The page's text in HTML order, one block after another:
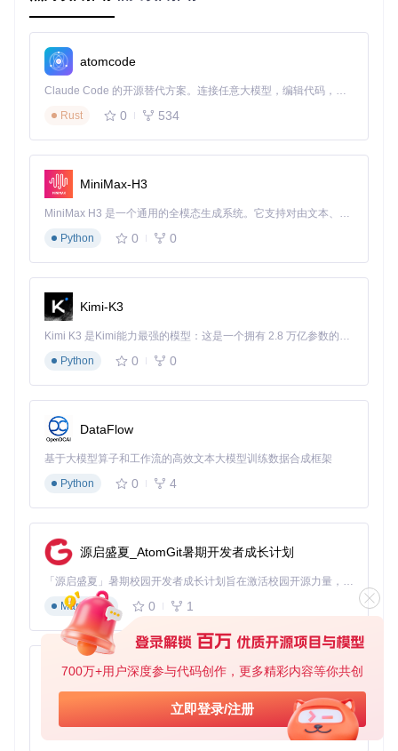
700万+用户深度参与代码创作，更多精彩内容等你共创
立即登录/注册
来（原生支持正在开发中）
加载硬件报告： 点击"Select Hardware Report"按钮选择生成
的JSON报告文件。软件会自动验证报告的完整性，并显示报
告路径和ACPI目录信息。验证成功后，进度条会显示"Hardwa
re report loaded successfully"。
兼容性调校技巧：硬件适配分析
加载硬件报告后，软件会自动分析您的硬件与macOS的兼容
性，这是确保黑苹果系统稳定运行的关键步骤。
在兼容性检查页面，您可以看到：
支持的macOS版本范围
处理不兼容硬件： 如果某些硬件组件显示不兼容（如NVIDIA
独立显卡），软件会提供替代方案建议。例如，可以禁用独立
您可能需要考虑更换硬件或使用特定的补丁。
定制化配置流程：EFI参数设置
完成兼容性检查后，进入配置页面定制您的EFI设置。这一步
将决定最终生成的EFI文件的功能和性能。
cOS Tahoe 26）
ACPI补丁配置
问题
内核扩展管理
：配置硬件所需的内核扩展（Kexts）
音频布局ID：为您的音频编解码器选择合适的布局ID
SMBIOS型号
：选择与您硬件最匹配的Mac型号标识符
对于新手用户，建议使用软件提供的默认配置，这些配置基于
您的硬件报告优化而成。高级用户可以根据需要调整各项参
数，定制更适合特定硬件的EFI配置。
atomcode
Claude Code 的开源替代方案。连接任意大模型，编辑代码，运行命令，自动验证 — 全自动执行。用 Rust 构建，极致性能。 ｜ An open-source alternative to Claude Code. Connect any LLM, edit code, run commands, and verify changes — autonomously. Built in Rust for speed. Get Started
Rust
0 534
MiniMax-H3
MiniMax H3 是一个通用的全模态生成系统。它支持对由文本、图像、视频和音频组成的多模态上下文进行统一理解，并能生成分辨率高达 2K、时长可达 15 秒的带原生立体声音频的视频。得益于面向任务泛化的系统设计，H3 在预训练阶段就已具备广泛的多模态上下文理解与生成能力，能够出色地执行复杂的多模态指令。
Python
0 0
Kimi-K3
Kimi K3 是Kimi能力最强的模型：这是一个拥有 2.8 万亿参数的混合专家（MoE）模型，具备原生视觉理解能力，并支持 100 万 token 的上下文窗口。
Python
0 0
DataFlow
基于大模型算子和工作流的高效文本大模型训练数据合成框架
Python
0 4
源启盛夏_AtomGit暑期开发者成长计划
「源启盛夏」暑期校园开发者成长计划旨在激活校园开源力量，通过积分激励、认证扶持、资源倾斜等形式，引导高校组织和开发者完成「入驻 — 建项目 — 做贡献 — 获认证 — 得资源」的完整闭环。无论你是想带领社团入驻平台的组织者，还是希望用代码贡献证明自己的开发者，都能在这里找到属于你的成长路径。
Markdown
0 1
py-xiaozhi
基于Python的Xiaozhi AI，适用于想要完整Xiaozhi体验而无需拥有专用硬件的用户。
Python
0 1